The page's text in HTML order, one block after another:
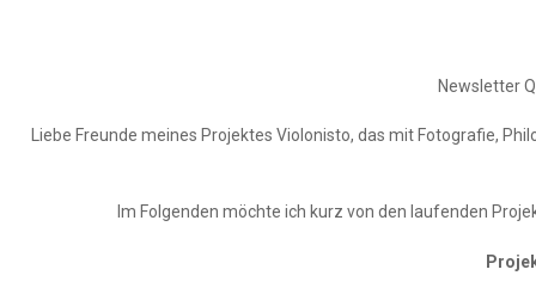
Newsletter
Liebe Freunde meines Projektes Violonisto, das mit Fotografie,
Im Folgenden möchte ich kurz von den laufenden